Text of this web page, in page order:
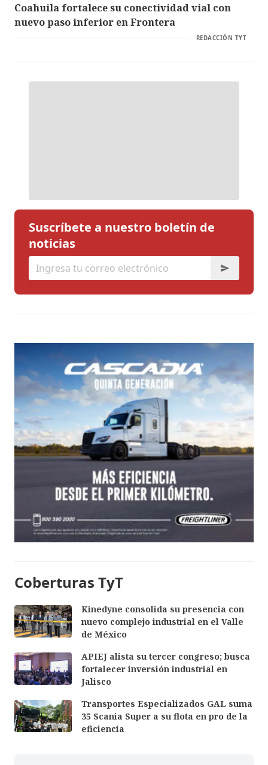
Coahuila fortalece su conectividad vial con
nuevo paso inferior en Frontera
REDACCIÓN TYT
Suscríbete a nuestro boletín de
noticias
Coberturas TyT
Kinedyne consolida su presencia con
nuevo complejo industrial en el Valle
de México
APIEJ alista su tercer congreso; busca
fortalecer inversión industrial en
Jalisco
Transportes Especializados GAL suma
35 Scania Super a su flota en pro de la
eficiencia